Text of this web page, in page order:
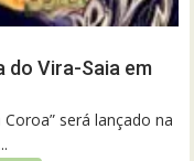
do Vira-Saia em
será lançado na